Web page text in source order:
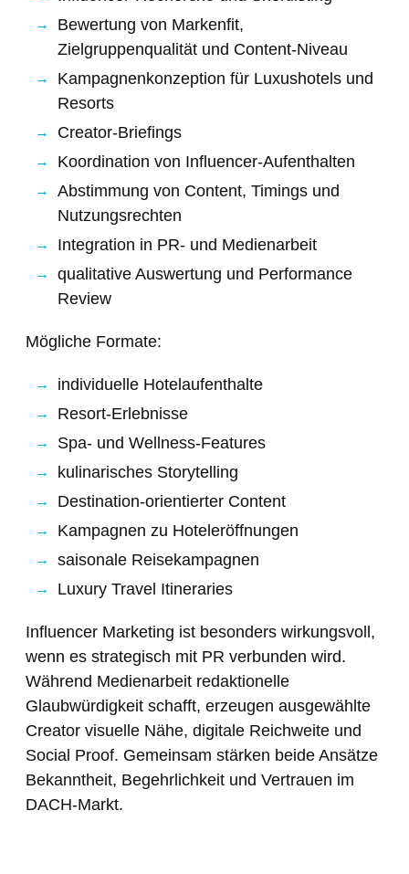
Bewertung von Markenfit,
Zielgruppenqualität und Content-Niveau
Kampagnenkonzeption für Luxushotels und
Resorts
Creator-Briefings
Koordination von Influencer-Aufenthalten
Abstimmung von Content, Timings und
Nutzungsrechten
Integration in PR- und Medienarbeit
qualitative Auswertung und Performance
Review
Mögliche Formate:
individuelle Hotelaufenthalte
Resort-Erlebnisse
Spa- und Wellness-Features
kulinarisches Storytelling
Destination-orientierter Content
Kampagnen zu Hoteleröffnungen
saisonale Reisekampagnen
Luxury Travel Itineraries
Influencer Marketing ist besonders wirkungsvoll,
wenn es strategisch mit PR verbunden wird.
Während Medienarbeit redaktionelle
Glaubwürdigkeit schafft, erzeugen ausgewählte
Creator visuelle Nähe, digitale Reichweite und
Social Proof. Gemeinsam stärken beide Ansätze
Bekanntheit, Begehrlichkeit und Vertrauen im
DACH-Markt.